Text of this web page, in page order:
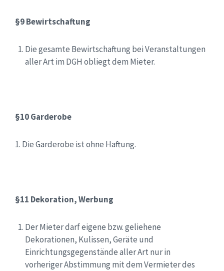
§9 Bewirtschaftung
Die gesamte Bewirtschaftung bei Veranstaltungen
aller Art im DGH obliegt dem Mieter.
§10 Garderobe
1. Die Garderobe ist ohne Haftung.
§11 Dekoration, Werbung
Der Mieter darf eigene bzw. geliehene
Dekorationen, Kulissen, Geräte und
Einrichtungsgegenstände aller Art nur in
vorheriger Abstimmung mit dem Vermieter des